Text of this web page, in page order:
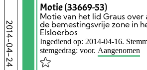
2014-04-24
Motie (33669-53)
Motie van het lid Graus
de bemestingsvrije zone in
Elsloërbos
Ingediend op: 2014-04-16.
stemgedrag: voor. Aangenomen